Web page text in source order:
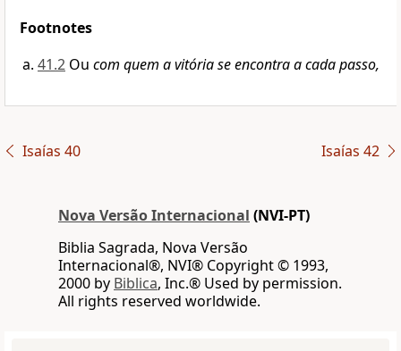
Footnotes
41.2 Ou com quem a vitória se encontra a cada passo,
Isaías 40 Isaías 42
Nova Versão Internacional (NVI-PT)
Biblia Sagrada, Nova Versão
Internacional®, NVI® Copyright © 1993,
2000 by Biblica, Inc.® Used by permission.
All rights reserved worldwide.